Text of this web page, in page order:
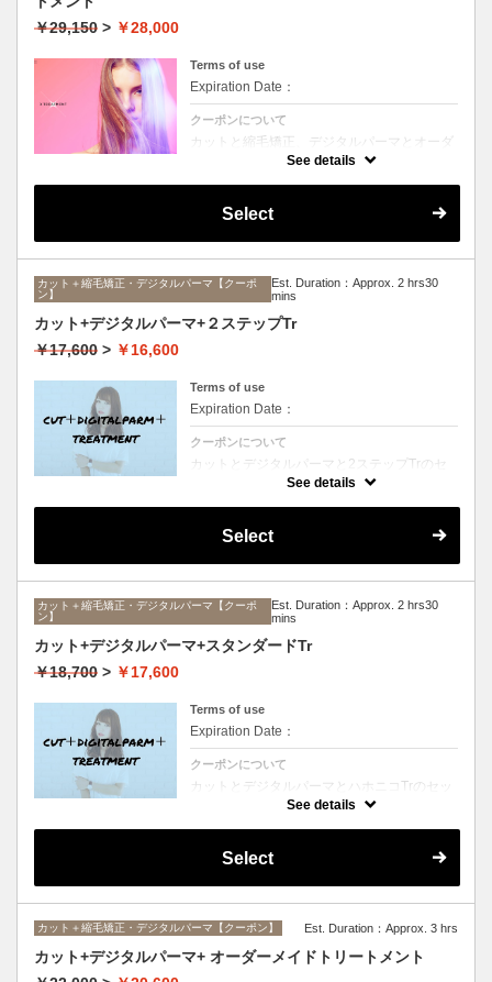
￥29,150 > ￥28,000
Terms of use
Expiration Date：
クーポンについて
カットと縮毛矯正、デジタルパーマとオーダ
ーメイドTrのセットメニュー。ボリュームは
リングを楽にしたい方に☆ロング料金なし。
See details
Select
カット＋縮毛矯正・デジタルパーマ【クーポ
ン】
Est. Duration：Approx. 2 hrs30
mins
カット+デジタルパーマ+２ステップTr
￥17,600 > ￥16,600
Terms of use
Expiration Date：
クーポンについて
カットとデジタルパーマと2ステップTrのセ
ットメニュー。毛先ワンカールからふんわり
シャンプー、ブロー込み。
See details
Select
カット＋縮毛矯正・デジタルパーマ【クーポ
ン】
Est. Duration：Approx. 2 hrs30
mins
カット+デジタルパーマ+スタンダードTr
￥18,700 > ￥17,600
Terms of use
Expiration Date：
クーポンについて
カットとデジタルパーマとハホニコTrのセッ
トメニュー。毛先ワンカールからふんわりル
ャンプー、ブロー込み。
See details
Select
カット＋縮毛矯正・デジタルパーマ【クーポン】 Est. Duration：Approx. 3 hrs
カット+デジタルパーマ+ オーダーメイドトリートメント